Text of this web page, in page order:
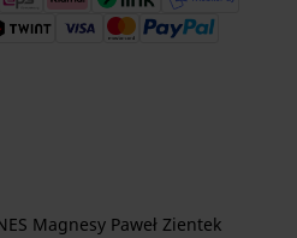
Magnesy Paweł Zientek